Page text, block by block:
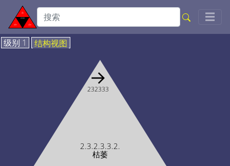
☰
级别 1 结构视图
2.3.2.3.3.2.
枯萎
→
232333